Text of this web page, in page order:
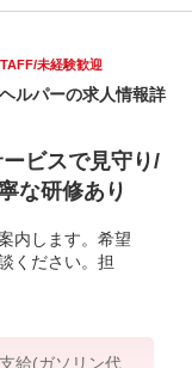
未経験歓迎
ルパーの求人情報詳
ビスで見守り/
な研修あり
内します。希望
ください。担
(ガソリン代含